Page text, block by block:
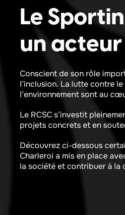
Le
un
Conscient de son rôle
l’inclusion. La lutte contre
l’environnement sont au
Le RCSC s’investit
projets concrets et en
Découvrez ci-dessous
Charleroi a mis en place
la société et contribuer à la